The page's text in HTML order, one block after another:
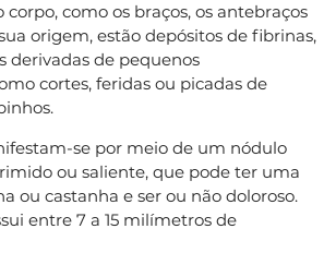
como os braços, os antebraços
origem, estão depósitos de fibrinas,
derivadas de pequenos
cortes, feridas ou picadas de
se por meio de um nódulo
ou saliente, que pode ter uma
ou castanha e ser ou não doloroso.
entre 7 a 15 milímetros de